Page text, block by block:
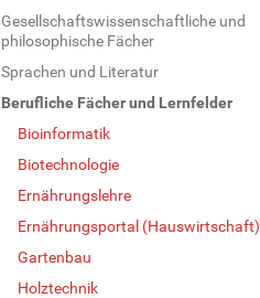
Gesellschaftswissenschaftliche und
philosophische Fächer
Sprachen und Literatur
Berufliche Fächer und Lernfelder
Bioinformatik
Biotechnologie
Ernährungslehre
Ernährungsportal (Hauswirtschaft)
Gartenbau
Holztechnik